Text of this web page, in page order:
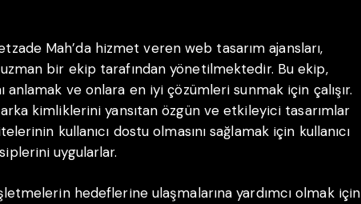
Mah’da hizmet veren web tasarım ajansları,
bir ekip tarafından yönetilmektedir. Bu ekip,
anlamak ve onlara en iyi çözümleri sunmak için çalışır.
kimliklerini yansıtan özgün ve etkileyici tasarımlar
kullanıcı dostu olmasını sağlamak için kullanıcı
uygularlar.
hedeflerine ulaşmalarına yardımcı olmak için